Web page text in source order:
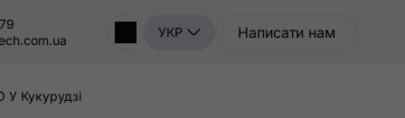
УКР Написати нам
У Кукурудзі